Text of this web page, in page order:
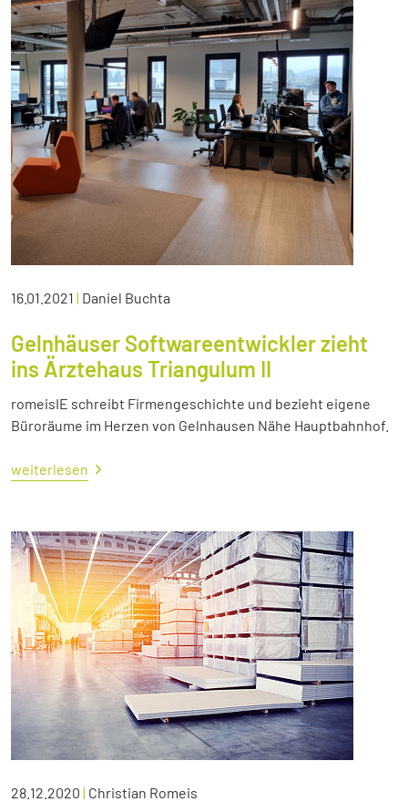
16.01.2021 | Daniel Buchta
Gelnhäuser Softwareentwickler zieht
ins Ärztehaus Triangulum II
romeisIE schreibt Firmengeschichte und bezieht eigene
Büroräume im Herzen von Gelnhausen Nähe Hauptbahnhof.
weiterlesen
28.12.2020 | Christian Romeis